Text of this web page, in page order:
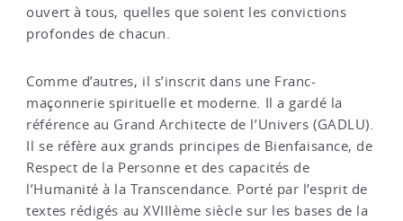
ouvert à tous, quelles que soient les convictions
profondes de chacun.
Comme d’autres, il s’inscrit dans une Franc-
maçonnerie spirituelle et moderne. Il a gardé la
référence au Grand Architecte de l’Univers (GADLU).
Il se réfère aux grands principes de Bienfaisance, de
Respect de la Personne et des capacités de
l’Humanité à la Transcendance. Porté par l’esprit de
textes rédigés au XVIIIème siècle sur les bases de la